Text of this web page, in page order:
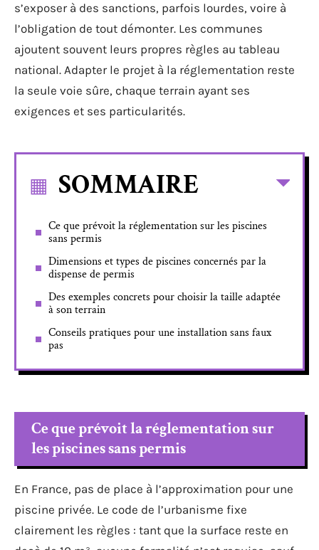
s’exposer à des sanctions, parfois lourdes, voire à
l’obligation de tout démonter. Les communes
ajoutent souvent leurs propres règles au tableau
national. Adapter le projet à la réglementation reste
la seule voie sûre, chaque terrain ayant ses
exigences et ses particularités.
SOMMAIRE
Ce que prévoit la réglementation sur les piscines
sans permis
Dimensions et types de piscines concernés par la
dispense de permis
Des exemples concrets pour choisir la taille adaptée
à son terrain
Conseils pratiques pour une installation sans faux
pas
Ce que prévoit la réglementation sur
les piscines sans permis
En France, pas de place à l’approximation pour une
piscine privée. Le code de l’urbanisme fixe
clairement les règles : tant que la surface reste en